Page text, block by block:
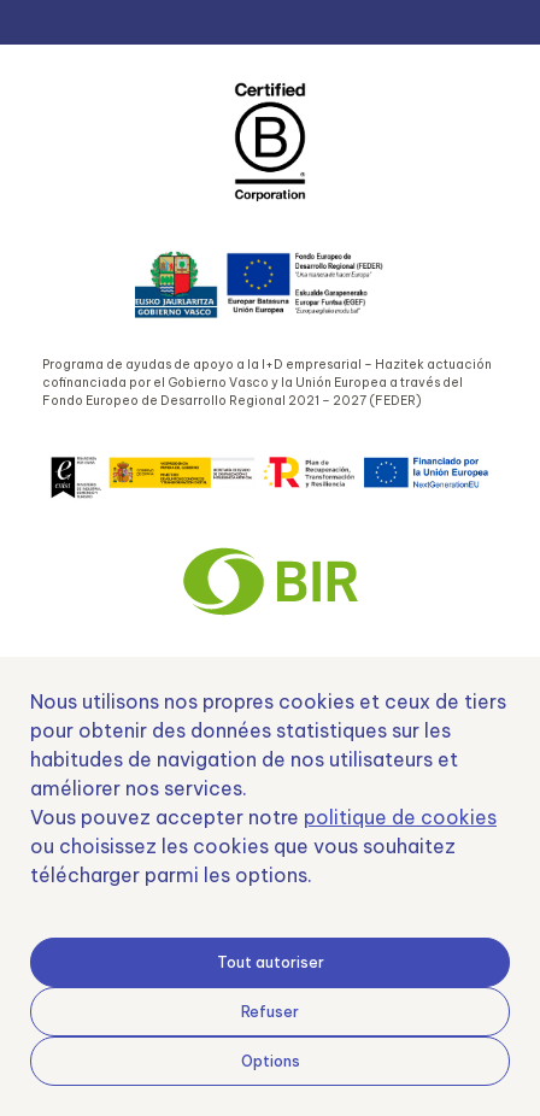
Programa de ayudas de apoyo a la I+D empresarial – Hazitek actuación
cofinanciada por el Gobierno Vasco y la Unión Europea a través del
Fondo Europeo de Desarrollo Regional 2021 – 2027 (FEDER)
NextGenerationEU y apoyado por el CDTI.
Samoving, S.L. En el marco del Programa ICEX Next, ha contado con el apoyo
de ICEX y con la cofinanciación del fondo europeo FEDER. LA finalidad de este
apoyo es contribuir al desarrollo internacional de la empresa y de su entorno.
Una manera de hacer Europa
Nous utilisons nos propres cookies et ceux de tiers
pour obtenir des données statistiques sur les
habitudes de navigation de nos utilisateurs et
améliorer nos services.
Vous pouvez accepter notre politique de cookies
ou choisissez les cookies que vous souhaitez
télécharger parmi les options.
Tout autoriser
Refuser
Options